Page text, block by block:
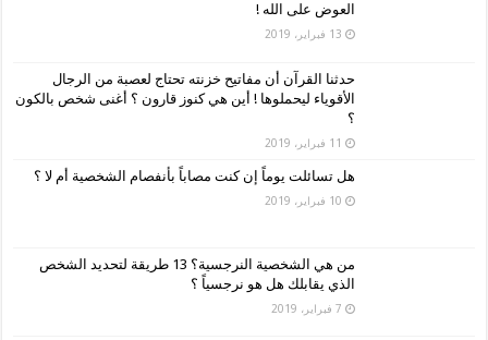
العوض على الله !
13 فبراير، 2019
حدثنا القرآن أن مفاتيح خزنته تحتاج لعصبة من الرجال
الأقوياء ليحملوها ! أين هي كنوز قارون ؟ أغنى شخص بالكون
؟
11 فبراير، 2019
هل تسائلت يوماً إن كنت مصاباً بأنفصام الشخصية أم لا ؟
10 فبراير، 2019
من هي الشخصية النرجسية؟ 13 طريقة لتحديد الشخص
الذي يقابلك هل هو نرجسياً ؟
7 فبراير، 2019